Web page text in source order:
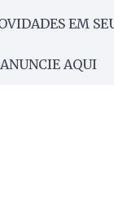
EM
ANUNCIE AQUI